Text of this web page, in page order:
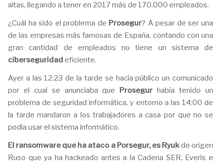
altas, llegando a tener en 2017 más de 170.000 empleados.
¿Cuál ha sido el problema de Prosegur? A pesar de ser una
de las empresas más famosas de España, contando con una
gran cantidad de empleados no tiene un sistema de
ciberseguridadeficiente.
Ayer a las 12:23 de la tarde se hacía público un comunicado
por el cual se anunciaba que Prosegur había tenido un
problema de seguridad informática, y entorno a las 14:00 de
la tarde mandaron a los trabajadores a casa por que no se
podía usar el sistema informático.
El ransomware que ha ataco a Porsegur, es Ryukde origen
Ruso que ya ha hackeado antes a la Cadena SER, Everis e